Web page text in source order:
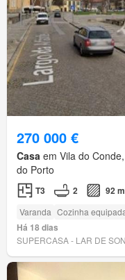
270 000 €
Casa em Vila do
do Porto
T3 2 92
Varanda Cozinha
Há 18 dias
SUPERCASA - LAR DE